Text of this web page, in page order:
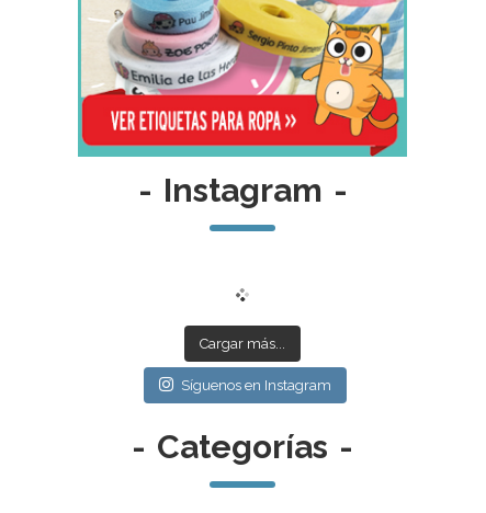
- Instagram -
Cargar más...
Síguenos en Instagram
- Categorías -